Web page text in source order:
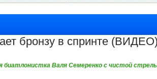
бронзу в спринте (ВИДЕО)
биатлонистка Валя Семеренко с чистой